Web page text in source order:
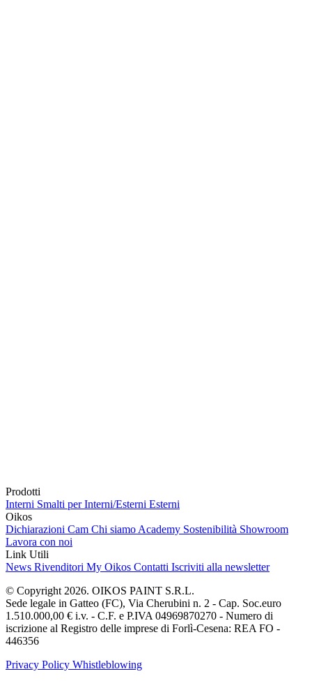
Prodotti
Interni Smalti per Interni/Esterni Esterni
Oikos
Dichiarazioni Cam Chi siamo Academy Sostenibilità Showroom
Lavora con noi
Link Utili
News Rivenditori My Oikos Contatti Iscriviti alla newsletter
© Copyright 2026. OIKOS PAINT S.R.L.
Sede legale in Gatteo (FC), Via Cherubini n. 2 - Cap. Soc.euro
1.510.000,00 € i.v. - C.F. e P.IVA 04969870270 - Numero di
iscrizione al Registro delle imprese di Forlì-Cesena: REA FO -
446356
Privacy Policy Whistleblowing